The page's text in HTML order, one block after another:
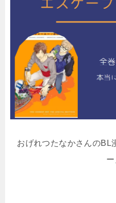
おげれつたなかさんのBL
ー